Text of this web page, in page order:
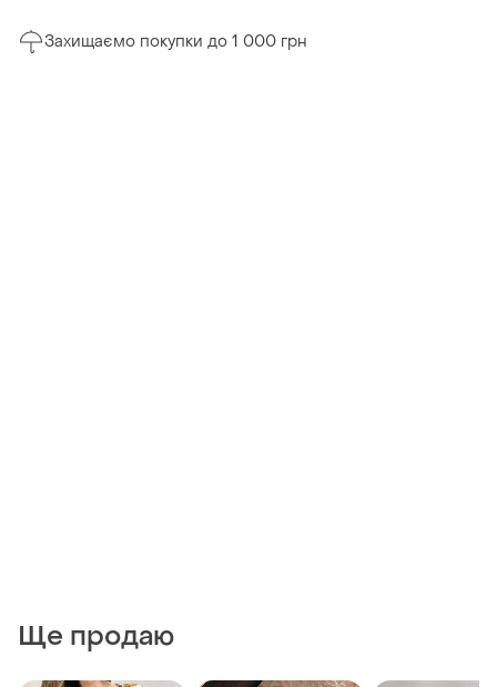
Захищаємо покупки до 1 000 грн
Ще продаю